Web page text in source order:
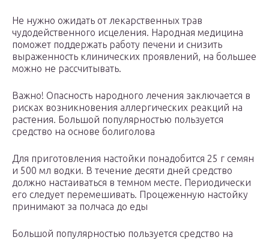
Не нужно ожидать от лекарственных трав
чудодейственного исцеления. Народная медицина
поможет поддержать работу печени и снизить
выраженность клинических проявлений, на большее
можно не рассчитывать.
Важно! Опасность народного лечения заключается в
рисках возникновения аллергических реакций на
растения. Большой популярностью пользуется
средство на основе болиголова
Для приготовления настойки понадобится 25 г семян
и 500 мл водки. В течение десяти дней средство
должно настаиваться в темном месте. Периодически
его следует перемешивать. Процеженную настойку
принимают за полчаса до еды
Большой популярностью пользуется средство на